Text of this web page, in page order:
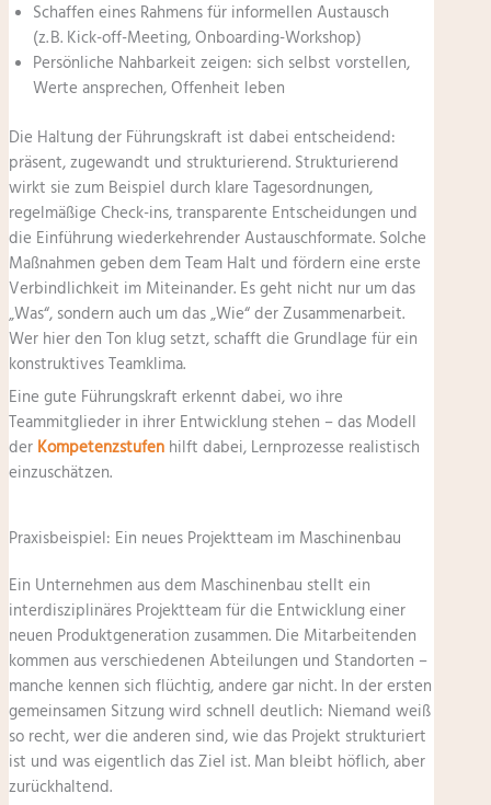
Schaffen eines Rahmens für informellen Austausch
(z. B. Kick-off-Meeting, Onboarding-Workshop)
Persönliche Nahbarkeit zeigen: sich selbst vorstellen,
Werte ansprechen, Offenheit leben
Die Haltung der Führungskraft ist dabei entscheidend:
präsent, zugewandt und strukturierend. Strukturierend
wirkt sie zum Beispiel durch klare Tagesordnungen,
regelmäßige Check-ins, transparente Entscheidungen und
die Einführung wiederkehrender Austauschformate. Solche
Maßnahmen geben dem Team Halt und fördern eine erste
Verbindlichkeit im Miteinander. Es geht nicht nur um das
„Was“, sondern auch um das „Wie“ der Zusammenarbeit.
Wer hier den Ton klug setzt, schafft die Grundlage für ein
konstruktives Teamklima.
Eine gute Führungskraft erkennt dabei, wo ihre
Teammitglieder in ihrer Entwicklung stehen – das Modell
der Kompetenzstufenhilft dabei, Lernprozesse realistisch
einzuschätzen.
Praxisbeispiel: Ein neues Projektteam im Maschinenbau
Ein Unternehmen aus dem Maschinenbau stellt ein
interdisziplinäres Projektteam für die Entwicklung einer
neuen Produktgeneration zusammen. Die Mitarbeitenden
kommen aus verschiedenen Abteilungen und Standorten –
manche kennen sich flüchtig, andere gar nicht. In der ersten
gemeinsamen Sitzung wird schnell deutlich: Niemand weiß
so recht, wer die anderen sind, wie das Projekt strukturiert
ist und was eigentlich das Ziel ist. Man bleibt höflich, aber
zurückhaltend.